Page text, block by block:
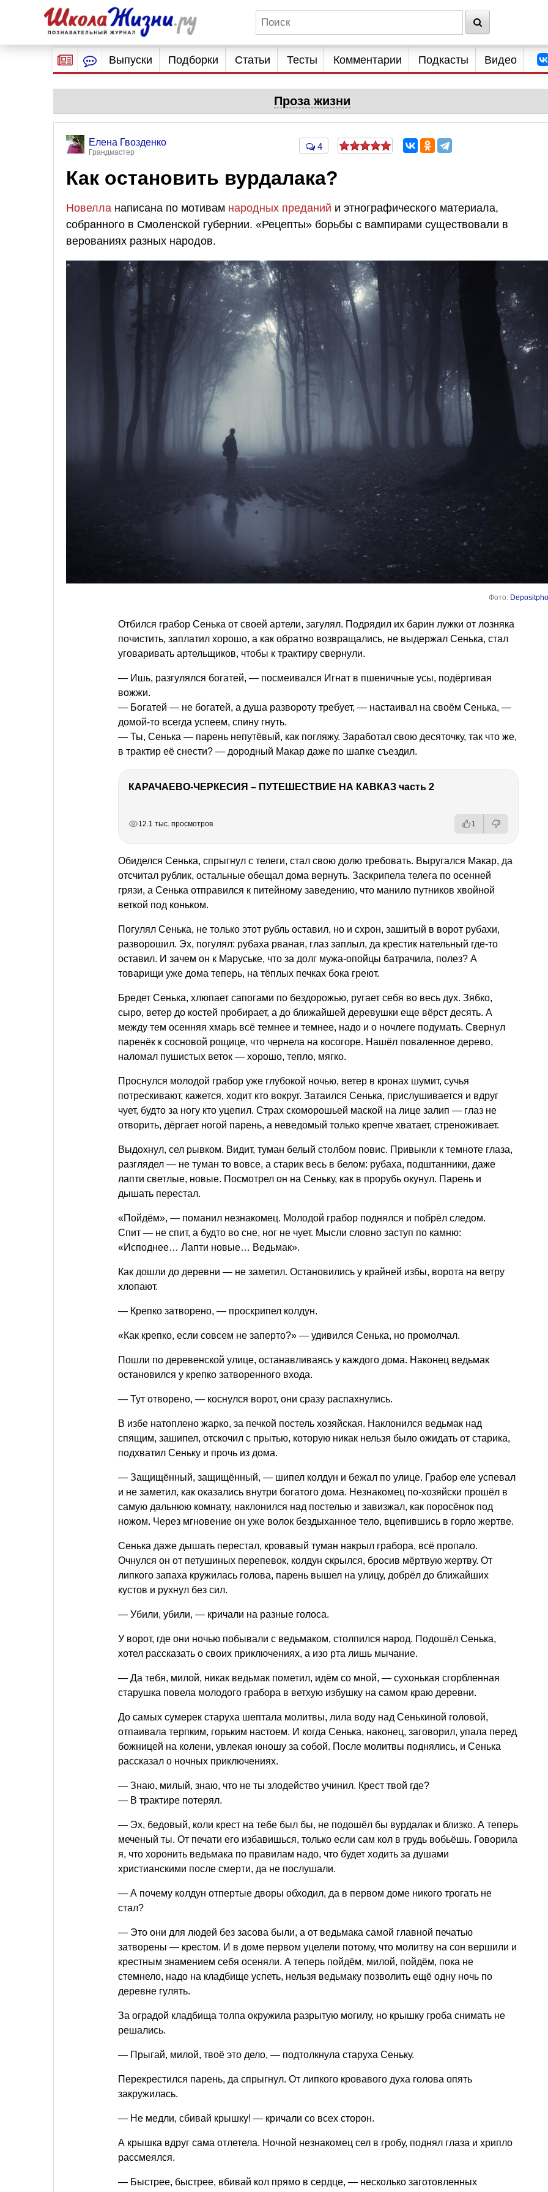
Выпуски Подборки Статьи Тесты Комментарии Подкасты Видео
Проза жизни
Елена Гвозденко
Грандмастер
4
Как остановить вурдалака?
Новелла написана по мотивам народных преданий и этнографического материала,
собранного в Смоленской губернии. «Рецепты» борьбы с вампирами существовали в
верованиях разных народов.
Фото:
Отбился грабор Сенька от своей артели, загулял. Подрядил их барин лужки от лозняка
почистить, заплатил хорошо, а как обратно возвращались, не выдержал Сенька, стал
уговаривать артельщиков, чтобы к трактиру свернули.
— Ишь, разгулялся богатей, — посмеивался Игнат в пшеничные усы, подёргивая
вожжи.
— Богатей — не богатей, а душа развороту требует, — настаивал на своём Сенька, —
домой-то всегда успеем, спину гнуть.
— Ты, Сенька — парень непутёвый, как погляжу. Заработал свою десяточку, так что же,
в трактир её снести? — дородный Макар даже по шапке съездил.
КАРАЧАЕВО-ЧЕРКЕСИЯ – ПУТЕШЕСТВИЕ НА КАВКАЗ часть 2
12.1 тыс. просмотров 1
Обиделся Сенька, спрыгнул с телеги, стал свою долю требовать. Выругался Макар, да
отсчитал рублик, остальные обещал дома вернуть. Заскрипела телега по осенней
грязи, а Сенька отправился к питейному заведению, что манило путников хвойной
веткой под коньком.
Погулял Сенька, не только этот рубль оставил, но и схрон, зашитый в ворот рубахи,
разворошил. Эх, погулял: рубаха рваная, глаз заплыл, да крестик нательный где-то
оставил. И зачем он к Маруське, что за долг мужа-опойцы батрачила, полез? А
товарищи уже дома теперь, на тёплых печках бока греют.
Бредет Сенька, хлюпает сапогами по бездорожью, ругает себя во весь дух. Зябко,
сыро, ветер до костей пробирает, а до ближайшей деревушки еще вёрст десять. А
между тем осенняя хмарь всё темнее и темнее, надо и о ночлеге подумать. Свернул
паренёк к сосновой рощице, что чернела на косогоре. Нашёл поваленное дерево,
наломал пушистых веток — хорошо, тепло, мягко.
Проснулся молодой грабор уже глубокой ночью, ветер в кронах шумит, сучья
потрескивают, кажется, ходит кто вокруг. Затаился Сенька, прислушивается и вдруг
чует, будто за ногу кто уцепил. Страх скоморошьей маской на лице залип — глаз не
отворить, дёргает ногой парень, а неведомый только крепче хватает, стреноживает.
Выдохнул, сел рывком. Видит, туман белый столбом повис. Привыкли к темноте глаза,
разглядел — не туман то вовсе, а старик весь в белом: рубаха, подштанники, даже
лапти светлые, новые. Посмотрел он на Сеньку, как в прорубь окунул. Парень и
дышать перестал.
«Пойдём», — поманил незнакомец. Молодой грабор поднялся и побрёл следом.
Спит — не спит, а будто во сне, ног не чует. Мысли словно заступ по камню:
«Исподнее… Лапти новые… Ведьмак».
Как дошли до деревни — не заметил. Остановились у крайней избы, ворота на ветру
хлопают.
— Крепко затворено, — проскрипел колдун.
«Как крепко, если совсем не заперто?» — удивился Сенька, но промолчал.
Пошли по деревенской улице, останавливаясь у каждого дома. Наконец ведьмак
остановился у крепко затворенного входа.
— Тут отворено, — коснулся ворот, они сразу распахнулись.
В избе натоплено жарко, за печкой постель хозяйская. Наклонился ведьмак над
спящим, зашипел, отскочил с прытью, которую никак нельзя было ожидать от старика,
подхватил Сеньку и прочь из дома.
— Защищённый, защищённый, — шипел колдун и бежал по улице. Грабор еле успевал
и не заметил, как оказались внутри богатого дома. Незнакомец по-хозяйски прошёл в
самую дальнюю комнату, наклонился над постелью и завизжал, как поросёнок под
ножом. Через мгновение он уже волок бездыханное тело, вцепившись в горло жертве.
Сенька даже дышать перестал, кровавый туман накрыл грабора, всё пропало.
Очнулся он от петушиных перепевок, колдун скрылся, бросив мёртвую жертву. От
липкого запаха кружилась голова, парень вышел на улицу, добрёл до ближайших
кустов и рухнул без сил.
— Убили, убили, — кричали на разные голоса.
У ворот, где они ночью побывали с ведьмаком, столпился народ. Подошёл Сенька,
хотел рассказать о своих приключениях, а изо рта лишь мычание.
— Да тебя, милой, никак ведьмак пометил, идём со мной, — сухонькая сгорбленная
старушка повела молодого грабора в ветхую избушку на самом краю деревни.
До самых сумерек старуха шептала молитвы, лила воду над Сенькиной головой,
отпаивала терпким, горьким настоем. И когда Сенька, наконец, заговорил, упала перед
божницей на колени, увлекая юношу за собой. После молитвы поднялись, и Сенька
рассказал о ночных приключениях.
— Знаю, милый, знаю, что не ты злодейство учинил. Крест твой где?
— В трактире потерял.
— Эх, бедовый, коли крест на тебе был бы, не подошёл бы вурдалак и близко. А теперь
меченый ты. От печати его избавишься, только если сам кол в грудь вобьёшь. Говорила
я, что хоронить ведьмака по правилам надо, что будет ходить за душами
христианскими после смерти, да не послушали.
— А почему колдун отпертые дворы обходил, да в первом доме никого трогать не
стал?
— Это они для людей без засова были, а от ведьмака самой главной печатью
затворены — крестом. И в доме первом уцелели потому, что молитву на сон вершили и
крестным знамением себя осеняли. А теперь пойдём, милой, пойдём, пока не
стемнело, надо на кладбище успеть, нельзя ведьмаку позволить ещё одну ночь по
деревне гулять.
За оградой кладбища толпа окружила разрытую могилу, но крышку гроба снимать не
решались.
— Прыгай, милой, твоё это дело, — подтолкнула старуха Сеньку.
Перекрестился парень, да спрыгнул. От липкого кровавого духа голова опять
закружилась.
— Не медли, сбивай крышку! — кричали со всех сторон.
А крышка вдруг сама отлетела. Ночной незнакомец сел в гробу, поднял глаза и хрипло
рассмеялся.
— Быстрее, быстрее, вбивай кол прямо в сердце, — несколько заготовленных